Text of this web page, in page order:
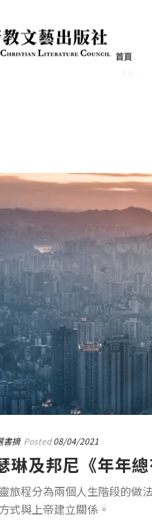
首頁
書摘 Posted 08/04/2021
琳及邦尼《年年
旅程分為兩個人生階段的做
式與上帝建立關係。